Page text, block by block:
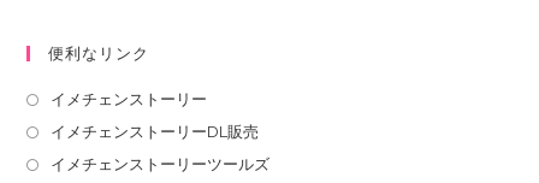
便利なリンク
イメチェンストーリー
イメチェンストーリーDL販売
イメチェンストーリーツールズ